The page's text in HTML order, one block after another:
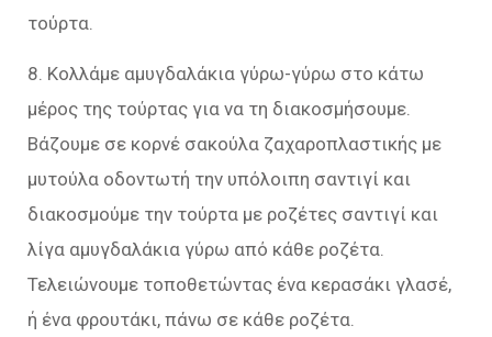
τούρτα.
8. Κολλάμε αμυγδαλάκια γύρω-γύρω στο κάτω
μέρος της τούρτας για να τη διακοσμήσουμε.
Βάζουμε σε κορνέ σακούλα ζαχαροπλαστικής με
μυτούλα οδοντωτή την υπόλοιπη σαντιγί και
διακοσμούμε την τούρτα με ροζέτες σαντιγί και
λίγα αμυγδαλάκια γύρω από κάθε ροζέτα.
Τελειώνουμε τοποθετώντας ένα κερασάκι γλασέ,
ή ένα φρουτάκι, πάνω σε κάθε ροζέτα.